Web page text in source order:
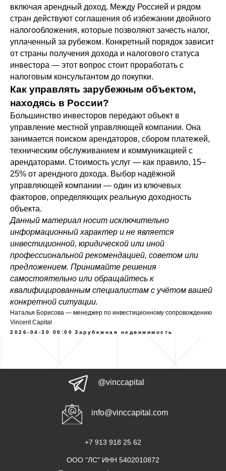
включая арендный доход. Между Россией и рядом
стран действуют соглашения об избежании двойного
налогообложения, которые позволяют зачесть налог,
уплаченный за рубежом. Конкретный порядок зависит
от страны получения дохода и налогового статуса
инвестора — этот вопрос стоит проработать с
налоговым консультантом до покупки.
Как управлять зарубежным объектом,
находясь в России?
Большинство инвесторов передают объект в
управление местной управляющей компании. Она
занимается поиском арендаторов, сбором платежей,
техническим обслуживанием и коммуникацией с
арендаторами. Стоимость услуг — как правило, 15–
25% от арендного дохода. Выбор надёжной
управляющей компании — один из ключевых
факторов, определяющих реальную доходность
объекта.
Данный материал носит исключительно
информационный характер и не является
инвестиционной, юридической или иной
профессиональной рекомендацией, советом или
предложением. Принимайте решения
самостоятельно или обращайтесь к
квалифицированным специалистам с учётом вашей
конкретной ситуации.
Наталья Борисова — менеджер по инвестиционному сопровождению
Vincent Capital
2026-04-30 00:00 Зарубежная недвижимость
ООО "ЛС" ИНН 5402010872
+7 913 918 25 62
@vinccapital
info@vinccapital.com